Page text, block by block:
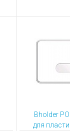
Bholder
для